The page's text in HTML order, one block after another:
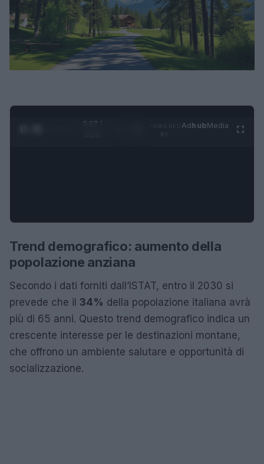
0:28 /
AdhubMedia
Trend demografico: aumento della
popolazione anziana
Secondo i dati forniti dall’ISTAT, entro il 2030 si
prevede che il 34% della popolazione italiana avrà
più di 65 anni. Questo trend demografico indica un
crescente interesse per le destinazioni montane,
che offrono un ambiente salutare e opportunità di
socializzazione.